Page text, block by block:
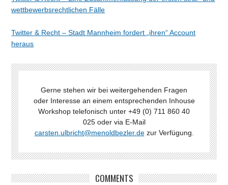
wettbewerbsrechtlichen Fälle
Twitter & Recht – Stadt Mannheim fordert „ihren“ Account
heraus
Gerne stehen wir bei weitergehenden Fragen
oder Interesse an einem entsprechenden Inhouse
Workshop telefonisch unter +49 (0) 711 860 40
025 oder via E-Mail
carsten.ulbricht@menoldbezler.dezur Verfügung.
COMMENTS